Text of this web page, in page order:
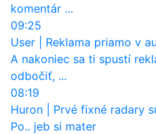
komentár ...
09:25
User
Reklama priamo v aute?
A nakoniec sa ti spustí
odbočiť, ...
08:19
Huron
Prvé fixné radary sú na
Po.. jeb si mater